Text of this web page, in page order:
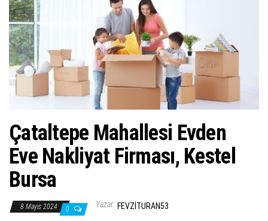
Çataltepe Mahallesi Evden
Eve Nakliyat Firması, Kestel
Bursa
8 Mayıs 2024 0 Yazar: FEVZITURAN53